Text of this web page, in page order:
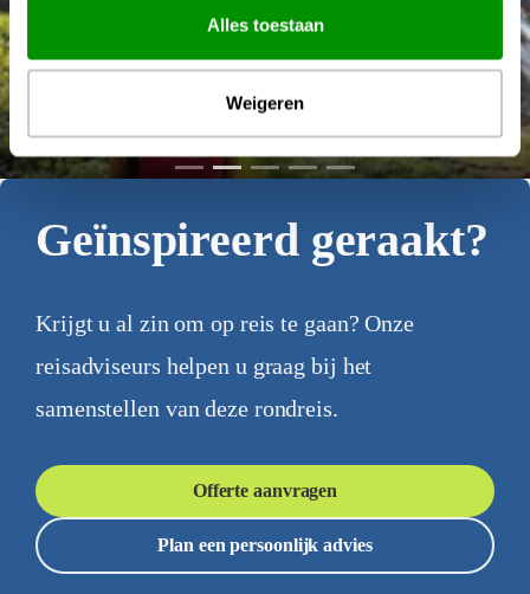
Alles toestaan
Weigeren
Déanne Wetzels
Geïnspireerd geraakt?
Krijgt u al zin om op reis te gaan? Onze
reisadviseurs helpen u graag bij het
samenstellen van deze rondreis.
Offerte aanvragen
Plan een persoonlijk advies